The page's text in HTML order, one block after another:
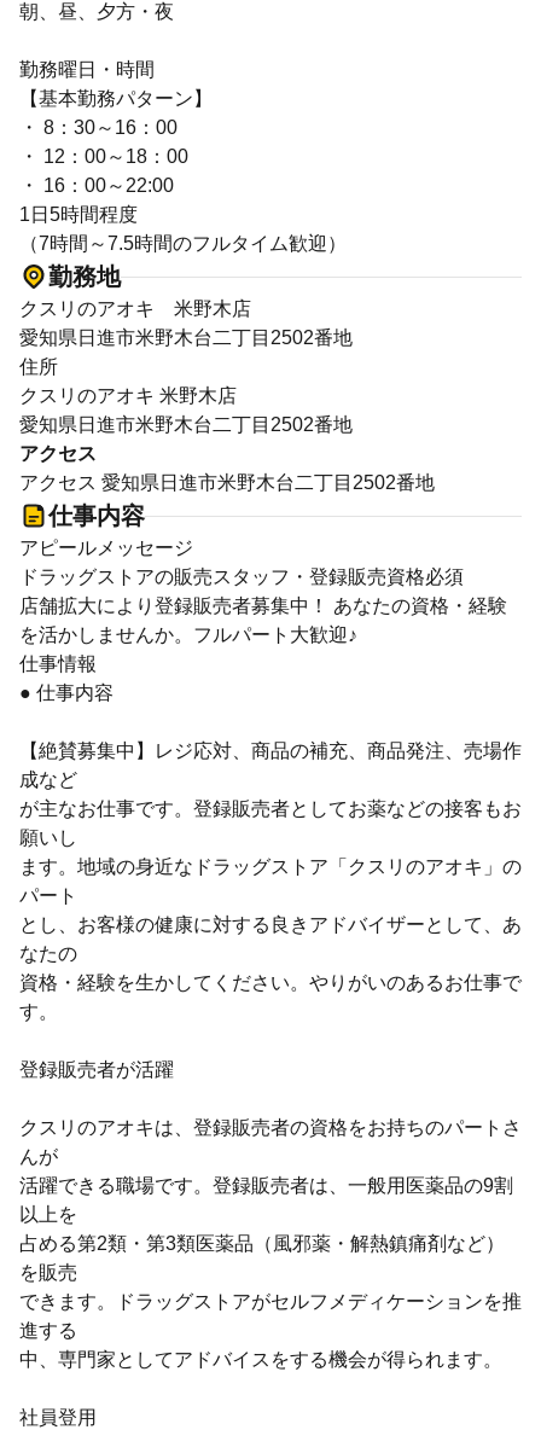
朝、昼、夕方・夜
勤務曜日・時間
【基本勤務パターン】
・ 8：30～16：00
・ 12：00～18：00
・ 16：00～22:00
1日5時間程度
（7時間～7.5時間のフルタイム歓迎）
勤務地
クスリのアオキ 米野木店
愛知県日進市米野木台二丁目2502番地
住所
クスリのアオキ 米野木店
愛知県日進市米野木台二丁目2502番地
アクセス
アクセス 愛知県日進市米野木台二丁目2502番地
仕事内容
アピールメッセージ
ドラッグストアの販売スタッフ・登録販売資格必須
店舗拡大により登録販売者募集中！ あなたの資格・経験
を活かしませんか。フルパート大歓迎♪
仕事情報
● 仕事内容
【絶賛募集中】レジ応対、商品の補充、商品発注、売場作
成など
が主なお仕事です。登録販売者としてお薬などの接客もお
願いし
ます。地域の身近なドラッグストア「クスリのアオキ」の
パート
とし、お客様の健康に対する良きアドバイザーとして、あ
なたの
資格・経験を生かしてください。やりがいのあるお仕事で
す。
登録販売者が活躍
クスリのアオキは、登録販売者の資格をお持ちのパートさ
んが
活躍できる職場です。登録販売者は、一般用医薬品の9割
以上を
占める第2類・第3類医薬品（風邪薬・解熱鎮痛剤など）
を販売
できます。ドラッグストアがセルフメディケーションを推
進する
中、専門家としてアドバイスをする機会が得られます。
社員登用